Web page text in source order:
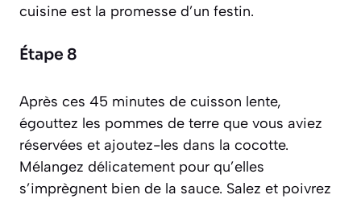
cuisine est la promesse d’un festin.
Étape 8
Après ces 45 minutes de cuisson lente,
égouttez les pommes de terre que vous aviez
réservées et ajoutez-les dans la cocotte.
Mélangez délicatement pour qu’elles
s’imprègnent bien de la sauce. Salez et poivrez